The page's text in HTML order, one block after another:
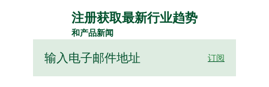
注册获取最新行业趋势
和产品新闻
订阅